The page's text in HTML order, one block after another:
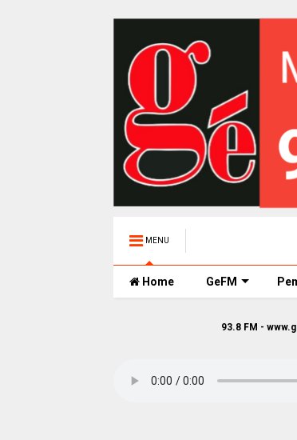
MENU
Home GeFM
93.8 FM - www.gefm-